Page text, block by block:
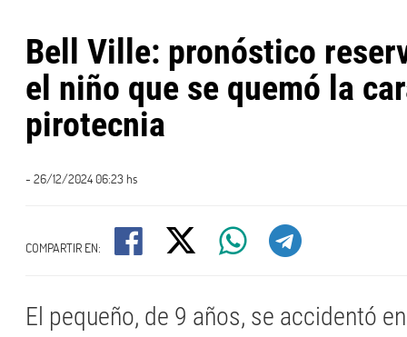
Bell Ville: pronóstico
el niño que se quemó la
pirotecnia
- 26/12/2024 06:23 hs
COMPARTIR EN:
El pequeño, de 9 años, se accidentó